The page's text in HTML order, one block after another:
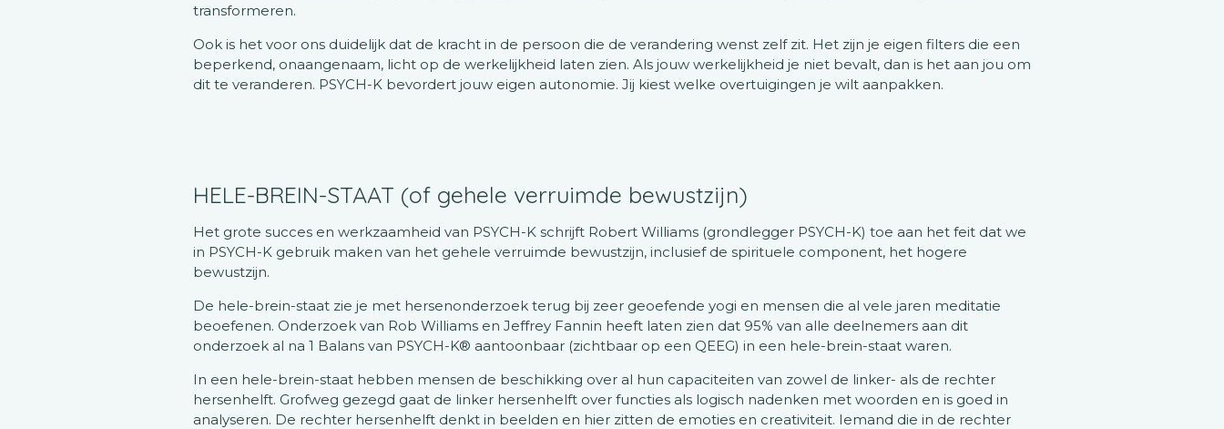
transformeren.
Ook is het voor ons duidelijk dat de kracht in de persoon die de verandering wenst zelf zit. Het zijn je eigen filters die een
beperkend, onaangenaam, licht op de werkelijkheid laten zien. Als jouw werkelijkheid je niet bevalt, dan is het aan jou om
dit te veranderen. PSYCH-K bevordert jouw eigen autonomie. Jij kiest welke overtuigingen je wilt aanpakken.
HELE-BREIN-STAAT (of gehele verruimde bewustzijn)
Het grote succes en werkzaamheid van PSYCH-K schrijft Robert Williams (grondlegger PSYCH-K) toe aan het feit dat we
in PSYCH-K gebruik maken van het gehele verruimde bewustzijn, inclusief de spirituele component, het hogere
bewustzijn.
De hele-brein-staat zie je met hersenonderzoek terug bij zeer geoefende yogi en mensen die al vele jaren meditatie
beoefenen. Onderzoek van Rob Williams en Jeffrey Fannin heeft laten zien dat 95% van alle deelnemers aan dit
onderzoek al na 1 Balans van PSYCH-K® aantoonbaar (zichtbaar op een QEEG) in een hele-brein-staat waren.
In een hele-brein-staat hebben mensen de beschikking over al hun capaciteiten van zowel de linker- als de rechter
hersenhelft. Grofweg gezegd gaat de linker hersenhelft over functies als logisch nadenken met woorden en is goed in
analyseren. De rechter hersenhelft denkt in beelden en hier zitten de emoties en creativiteit. Iemand die in de rechter